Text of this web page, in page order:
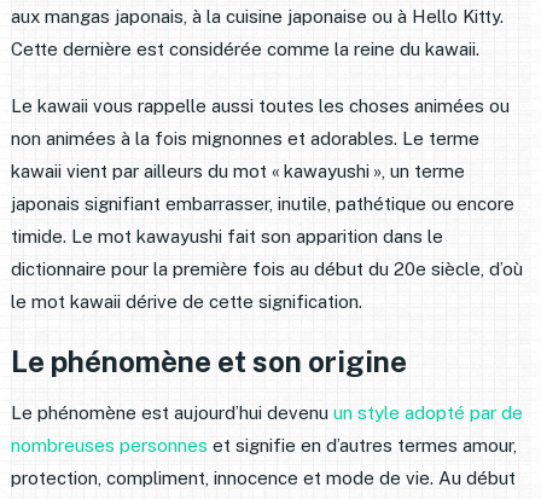
aux mangas japonais, à la cuisine japonaise ou à Hello Kitty.
Cette dernière est considérée comme la reine du kawaii.
Le kawaii vous rappelle aussi toutes les choses animées ou
non animées à la fois mignonnes et adorables. Le terme
kawaii vient par ailleurs du mot « kawayushi », un terme
japonais signifiant embarrasser, inutile, pathétique ou encore
timide. Le mot kawayushi fait son apparition dans le
dictionnaire pour la première fois au début du 20e siècle, d’où
le mot kawaii dérive de cette signification.
Le phénomène et son origine
Le phénomène est aujourd’hui devenu un style adopté par de
nombreuses personneset signifie en d’autres termes amour,
protection, compliment, innocence et mode de vie. Au début